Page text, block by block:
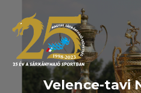
Velence-tavi